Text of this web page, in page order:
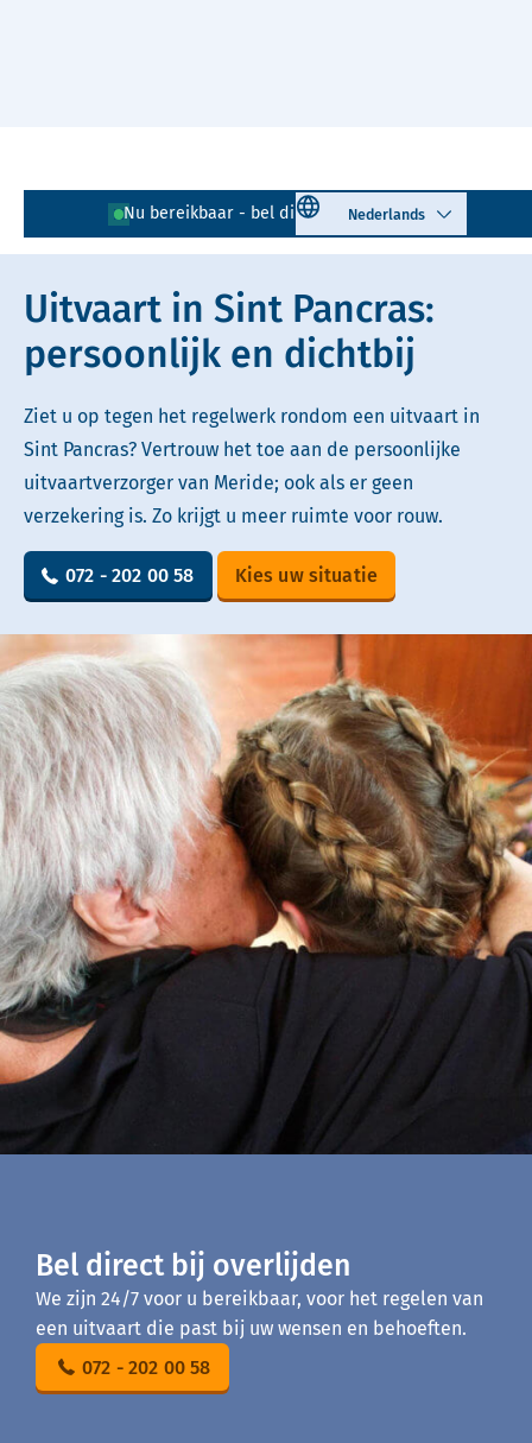
Nu bereikbaar - bel direct! 072 - 202 00 58
Select language
Lees voor Uitleg woorden
Simpele tekst
Uitvaart in Sint Pancras:
persoonlijk en dichtbij
Ziet u op tegen het regelwerk rondom een uitvaart in
Sint Pancras? Vertrouw het toe aan de persoonlijke
uitvaartverzorger van Meride; ook als er geen
verzekering is. Zo krijgt u meer ruimte voor rouw.
072 - 202 00 58 Kies uw situatie
Bel direct bij overlijden
We zijn 24/7 voor u bereikbaar, voor het regelen van
een uitvaart die past bij uw wensen en behoeften.
072 - 202 00 58